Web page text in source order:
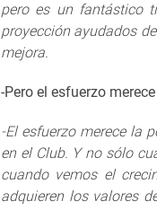
pero es un fantástico
proyección ayudados
mejora.
-Pero el esfuerzo
-El esfuerzo merece la
en el Club. Y no sólo
cuando vemos el
adquieren los valores